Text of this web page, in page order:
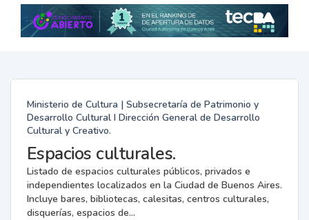
Ministerio de Cultura | Subsecretaría de Patrimonio y
Desarrollo Cultural I Dirección General de Desarrollo
Cultural y Creativo.
Espacios culturales.
Listado de espacios culturales públicos, privados e
independientes localizados en la Ciudad de Buenos Aires.
Incluye bares, bibliotecas, calesitas, centros culturales,
disquerías, espacios de...